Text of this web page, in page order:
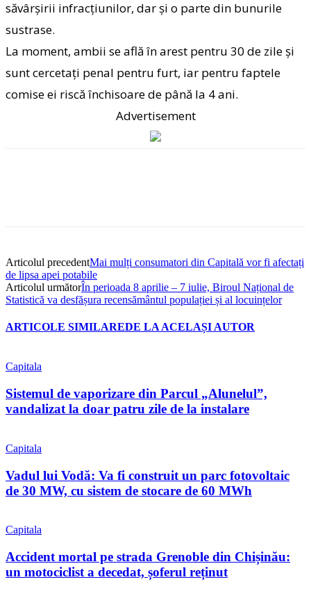
săvârșirii infracțiunilor, dar și o parte din bunurile
sustrase.
La moment, ambii se află în arest pentru 30 de zile și
sunt cercetați penal pentru furt, iar pentru faptele
comise ei riscă închisoare de până la 4 ani.
Advertisement
Articolul precedentMai mulți consumatori din Capitală vor fi afectați
de lipsa apei potabile
Articolul următorÎn perioada 8 aprilie – 7 iulie, Biroul Național de
Statistică va desfășura recensământul populației și al locuințelor
ARTICOLE SIMILAREDE LA ACELAȘI AUTOR
Capitala
Sistemul de vaporizare din Parcul „Alunelul”,
vandalizat la doar patru zile de la instalare
Capitala
Vadul lui Vodă: Va fi construit un parc fotovoltaic
de 30 MW, cu sistem de stocare de 60 MWh
Capitala
Accident mortal pe strada Grenoble din Chișinău:
un motociclist a decedat, șoferul reținut